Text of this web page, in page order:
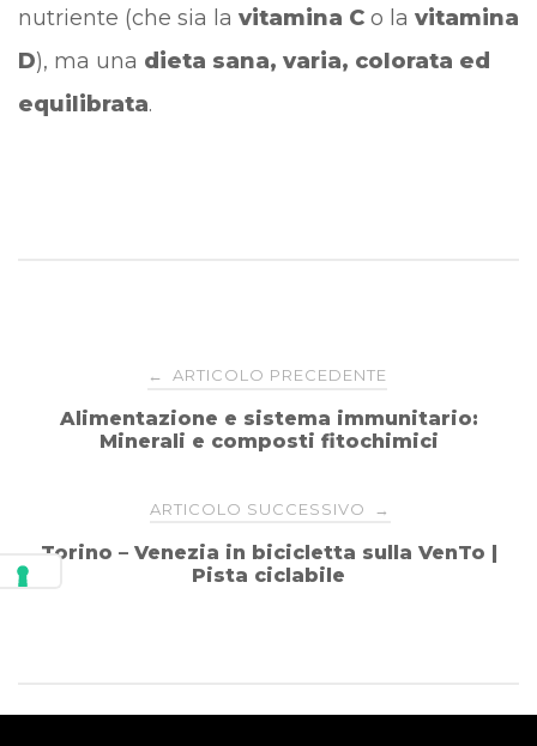
nutriente (che sia la vitamina C o la vitamina
D), ma una dieta sana, varia, colorata ed
equilibrata.
Navigazione
articoli
← ARTICOLO PRECEDENTE
Alimentazione e sistema immunitario:
Minerali e composti fitochimici
ARTICOLO SUCCESSIVO →
Torino – Venezia in bicicletta sulla VenTo |
Pista ciclabile